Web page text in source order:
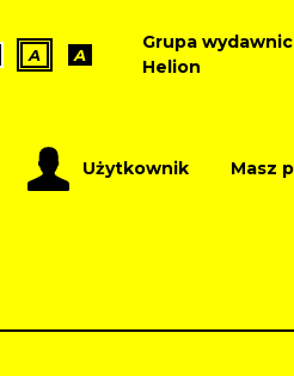
A A
Grupa
Helion
Użytkownik Masz